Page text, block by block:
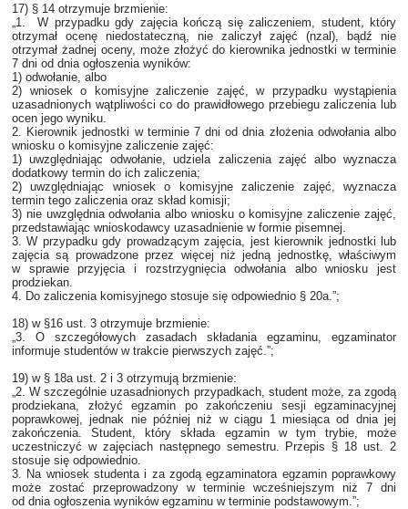
17) § 14 otrzymuje brzmienie:
„1. W przypadku gdy zajęcia kończą się zaliczeniem, student, który
otrzymał ocenę niedostateczną, nie zaliczył zajęć (nzal), bądź nie
otrzymał żadnej oceny, może złożyć do kierownika jednostki w terminie
7 dni od dnia ogłoszenia wyników:
1) odwołanie, albo
2) wniosek o komisyjne zaliczenie zajęć, w przypadku wystąpienia
uzasadnionych wątpliwości co do prawidłowego przebiegu zaliczenia lub
ocen jego wyniku.
2. Kierownik jednostki w terminie 7 dni od dnia złożenia odwołania albo
wniosku o komisyjne zaliczenie zajęć:
1) uwzględniając odwołanie, udziela zaliczenia zajęć albo wyznacza
dodatkowy termin do ich zaliczenia;
2) uwzględniając wniosek o komisyjne zaliczenie zajęć, wyznacza
termin tego zaliczenia oraz skład komisji;
3) nie uwzględnia odwołania albo wniosku o komisyjne zaliczenie zajęć,
przedstawiając wnioskodawcy uzasadnienie w formie pisemnej.
3. W przypadku gdy prowadzącym zajęcia, jest kierownik jednostki lub
zajęcia są prowadzone przez więcej niż jedną jednostkę, właściwym
w sprawie przyjęcia i rozstrzygnięcia odwołania albo wniosku jest
prodziekan.
4. Do zaliczenia komisyjnego stosuje się odpowiednio § 20a.”;
18) w §16 ust. 3 otrzymuje brzmienie:
„3. O szczegółowych zasadach składania egzaminu, egzaminator
informuje studentów w trakcie pierwszych zajęć.”;
19) w § 18a ust. 2 i 3 otrzymują brzmienie:
„2. W szczególnie uzasadnionych przypadkach, student może, za zgodą
prodziekana, złożyć egzamin po zakończeniu sesji egzaminacyjnej
poprawkowej, jednak nie później niż w ciągu 1 miesiąca od dnia jej
zakończenia. Student, który składa egzamin w tym trybie, może
uczestniczyć w zajęciach następnego semestru. Przepis § 18 ust. 2
stosuje się odpowiednio.
3. Na wniosek studenta i za zgodą egzaminatora egzamin poprawkowy
może zostać przeprowadzony w terminie wcześniejszym niż 7 dni
od dnia ogłoszenia wyników egzaminu w terminie podstawowym.”;